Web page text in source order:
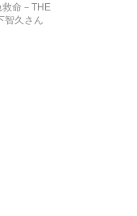
救命－THE
智久さん